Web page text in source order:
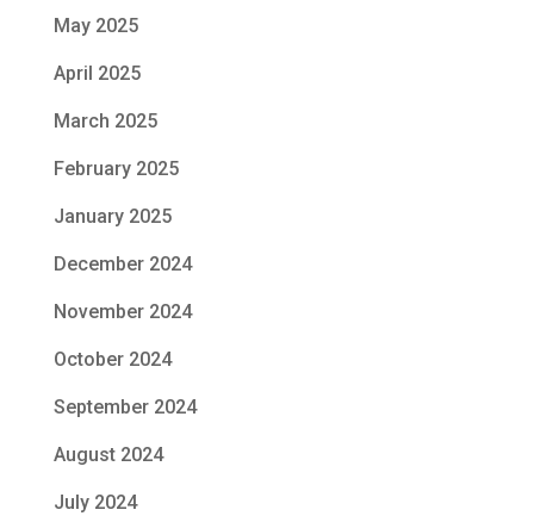
May 2025
April 2025
March 2025
February 2025
January 2025
December 2024
November 2024
October 2024
September 2024
August 2024
July 2024